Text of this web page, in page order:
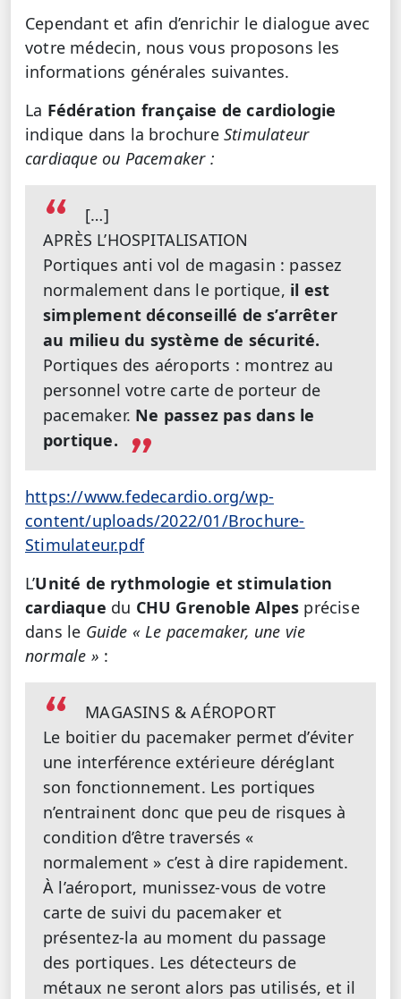
Cependant et afin d’enrichir le dialogue avec
votre médecin, nous vous proposons les
informations générales suivantes.
La Fédération française de cardiologie
indique dans la brochure Stimulateur
cardiaque ou Pacemaker :
[…]
APRÈS L’HOSPITALISATION
Portiques anti vol de magasin : passez
normalement dans le portique, il est
simplement déconseillé de s’arrêter
au milieu du système de sécurité.
Portiques des aéroports : montrez au
personnel votre carte de porteur de
pacemaker. Ne passez pas dans le
portique.
https://www.fedecardio.org/wp-
content/uploads/2022/01/Brochure-
Stimulateur.pdf
L’Unité de rythmologie et stimulation
cardiaque du CHU Grenoble Alpes précise
dans le Guide « Le pacemaker, une vie
normale » :
MAGASINS & AÉROPORT
Le boitier du pacemaker permet d’éviter
une interférence extérieure déréglant
son fonctionnement. Les portiques
n’entrainent donc que peu de risques à
condition d’être traversés «
normalement » c’est à dire rapidement.
À l’aéroport, munissez-vous de votre
carte de suivi du pacemaker et
présentez-la au moment du passage
des portiques. Les détecteurs de
métaux ne seront alors pas utilisés, et il